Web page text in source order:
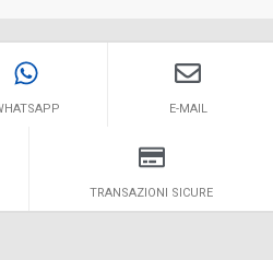
E-MAIL
TRANSAZIONI SICURE